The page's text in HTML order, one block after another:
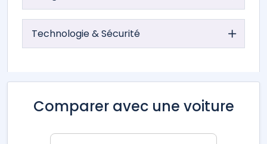
Technologie & Sécurité
Comparer avec une voiture